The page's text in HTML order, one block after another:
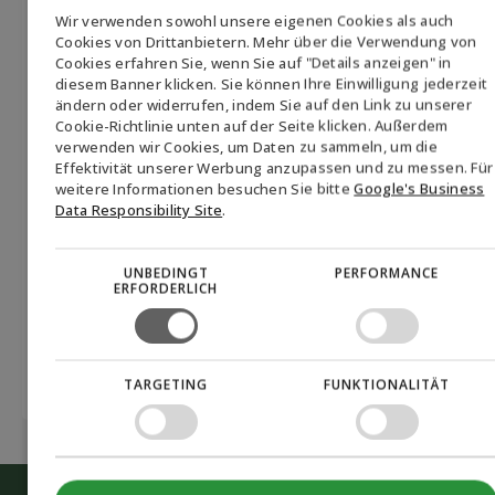
(visible)
Express A/S Newsletter und andere
Marketingmaterialien über das Unternehmen, seine
Produkte und verwandte Themen senden darf. Die
Zustimmung kann jederzeit zurückgezogen werden,
indem Sie auf den Link "vom Newsletter abmelden" am
Ende jeder E-Mail klicken oder Biofuel Express unter
mail@biofuel-express.com kontaktieren. Informationen
darüber, wie Biofuel Express personenbezogene Daten
verarbeitet, finden Sie in unserer Datenschutzrichtlinie.
AkzeptierenSie Marketing-Cookies, um das Formular
einzureichen
ENGLISH
DANISH
GERMAN
NORWEGIAN
SWEDISH
Wir verwenden sowohl unsere eigenen Cookies als auch
Cookies von Drittanbietern. Mehr über die Verwendung von
Cookies erfahren Sie, wenn Sie auf "Details anzeigen" in
diesem Banner klicken. Sie können Ihre Einwilligung jederzeit
ändern oder widerrufen, indem Sie auf den Link zu unserer
Cookie-Richtlinie unten auf der Seite klicken. Außerdem
verwenden wir Cookies, um Daten zu sammeln, um die
Effektivität unserer Werbung anzupassen und zu messen. Für
weitere Informationen besuchen Sie bitteGoogle's Business
Data Responsibility Site.
UNBEDINGT
ERFORDERLICH
PERFORMANCE
TARGETING FUNKTIONALITÄT